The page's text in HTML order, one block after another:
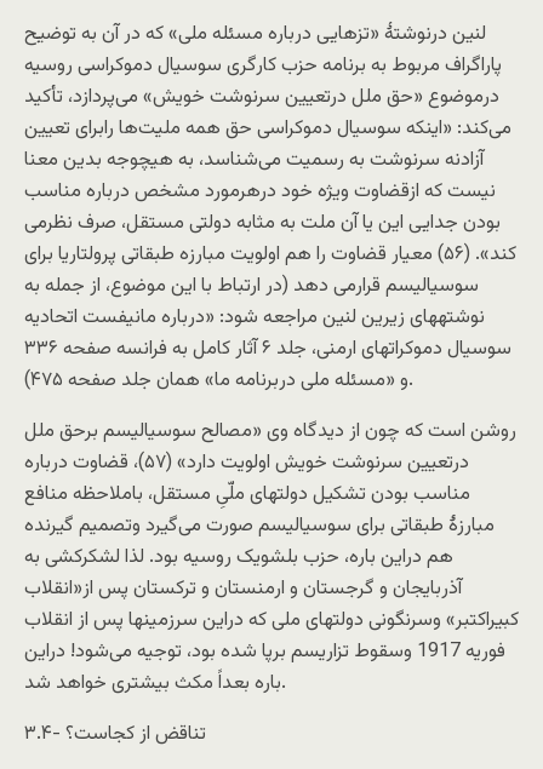
لنين درنوشتۀ «تزهايی درباره مسئله ملی» که در آن به توضيح
پاراگراف مربوط به برنامه حزب کارگری سوسيال دموکراسی روسيه
درموضوع «حق ملل درتعيين سرنوشت خويش» می‌پردازد، تأکيد
می‌کند: «اينکه سوسيال دموکراسی حق همه مليت‌ها رابرای تعيين
آزادنه سرنوشت به رسميت می‌شناسد، به هيچوجه بدين معنا
نيست که ازقضاوت ويژه خود درهرمورد مشخص درباره مناسب
بودن جدايی اين يا آن ملت به مثابه دولتی مستقل، صرف نظرمی
کند». (۵۶) معيار قضاوت را هم اولويت مبارزه طبقاتی پرولتاريا برای
سوسياليسم قرارمی دهد (در ارتباط با اين موضوع، از جمله به
نوشتههای زيرين لنين مراجعه شود: «درباره مانيفست اتحاديه
سوسيال دموکراتهای ارمنی، جلد ۶ آثار کامل به فرانسه صفحه ۳۳۶
و «مسئله ملی دربرنامه ما» همان جلد صفحه ۴۷۵).
روشن است که چون از ديدگاه وی «مصالح سوسياليسم برحق ملل
درتعيين سرنوشت خويش اولویت دارد» (۵۷)، قضاوت درباره
مناسب بودن تشکيل دولتهای ملّیِ مستقل، باملاحظه منافع
مبارزۀ طبقاتی برای سوسياليسم صورت می‌گيرد وتصمیم گیرنده
هم دراین باره، حزب بلشویک روسیه بود. لذا لشکرکشی به
آذربايجان و گرجستان و ارمنستان و ترکستان پس از«انقلاب
کبیراکتبر» وسرنگونی دولتهای ملی که دراين سرزمينها پس از انقلاب
فوریه 1917 وسقوط تزاريسم برپا شده بود، توجيه می‌شود! دراین
باره بعداً مکث بیشتری خواهد شد.
۳.۴- تناقض از کجاست؟